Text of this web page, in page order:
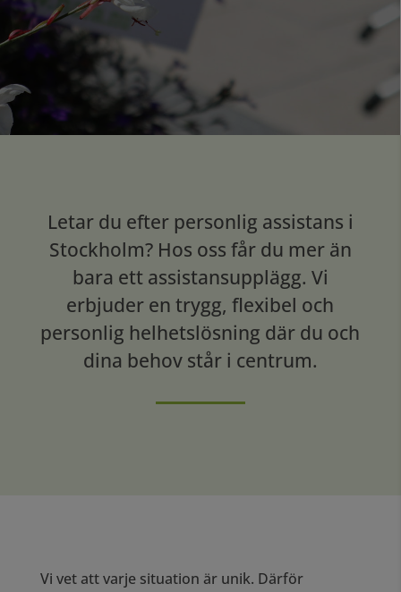
Letar du efter personlig assistans i
Stockholm? Hos oss får du mer än
bara ett assistansupplägg. Vi
erbjuder en trygg, flexibel och
personlig helhetslösning där du och
dina behov står i centrum.
Vi vet att varje situation är unik. Därför